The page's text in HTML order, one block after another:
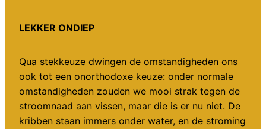
LEKKER ONDIEP
Qua stekkeuze dwingen de omstandigheden ons
ook tot een onorthodoxe keuze: onder normale
omstandigheden zouden we mooi strak tegen de
stroomnaad aan vissen, maar die is er nu niet. De
kribben staan immers onder water, en de stroming